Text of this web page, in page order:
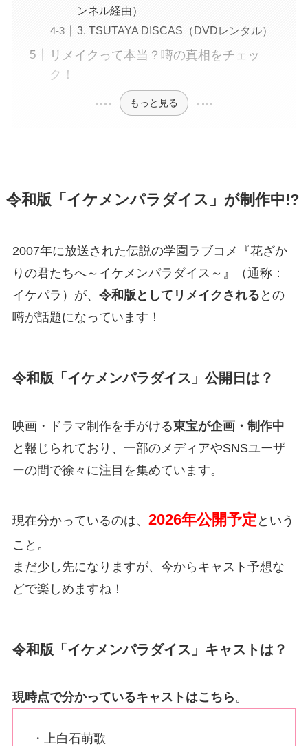
ンネル経由）
3. TSUTAYA DISCAS（DVDレンタル）
リメイクって本当？噂の真相をチェッ
ク！
もっと見る
令和版「イケメンパラダイス」が制作中!?
2007年に放送された伝説の学園ラブコメ『花ざか
りの君たちへ～イケメンパラダイス～』（通称：
イケパラ）が、 令和版としてリメイクされる との
噂が話題になっています！
令和版「イケメンパラダイス」公開日は？
映画・ドラマ制作を手がける東宝が企画・制作中
と報じられており、一部のメディアやSNSユーザ
ーの間で徐々に注目を集めています。
現在分かっているのは、 2026年公開予定 という
こと。
まだ少し先になりますが、今からキャスト予想な
どで楽しめますね！
令和版「イケメンパラダイス」キャストは？
現時点で分かっているキャストはこちら。
・上白石萌歌